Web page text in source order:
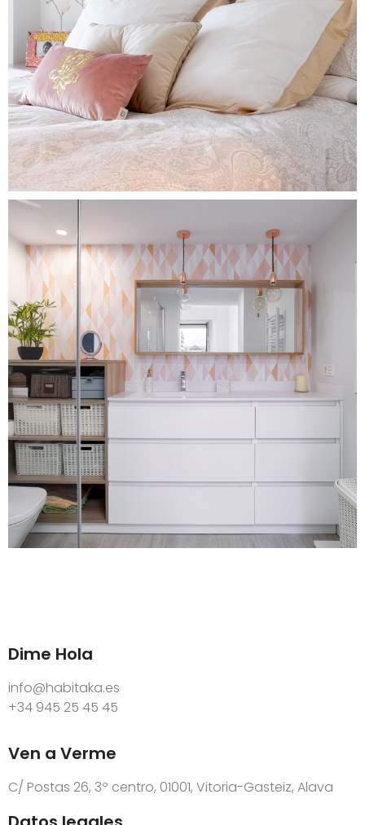
Dime Hola
info@habitaka.es
+34 945 25 45 45
Ven a Verme
C/ Postas 26, 3º centro, 01001, Vitoria-Gasteiz, Alava